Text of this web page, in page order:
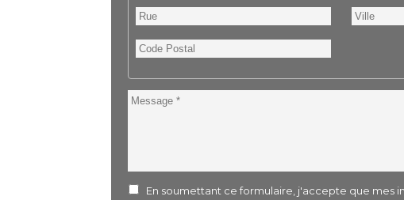
Rue Ville
Code
Postal
Message
En soumettant ce formulaire, j'accepte que mes